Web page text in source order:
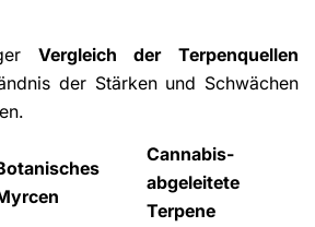
Vergleich der Terpenquellen
der Stärken und Schwächen
Cannabis-
abgeleitete
Terpene